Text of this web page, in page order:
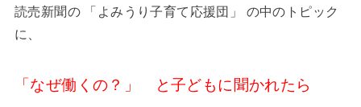
読売新聞の 「よみうり子育て応援団」 の中のトピック
に、
「なぜ働くの？」 と子どもに聞かれたら